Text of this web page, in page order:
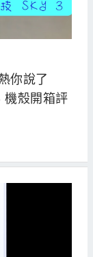
你說了
機殼開箱評